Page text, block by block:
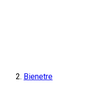
Bienetre